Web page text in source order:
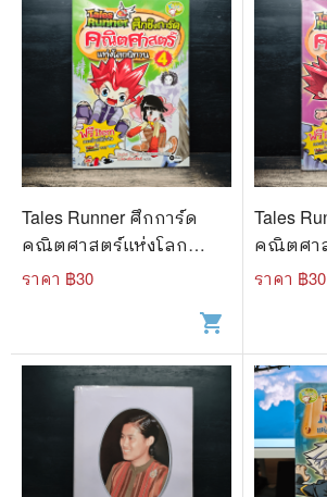
Tales Runner ศึกการ์ด
คณิตศาสตร์แห่งโลก
นิทาน 4
ราคา ฿30
shopping_cart
Tales
คณิตศา
นิทาน 3
ราคา ฿30